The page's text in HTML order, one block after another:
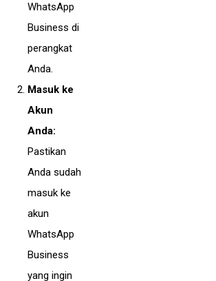
WhatsApp
Business di
perangkat
Anda.
Masuk ke
Akun
Anda:
Pastikan
Anda sudah
masuk ke
akun
WhatsApp
Business
yang ingin